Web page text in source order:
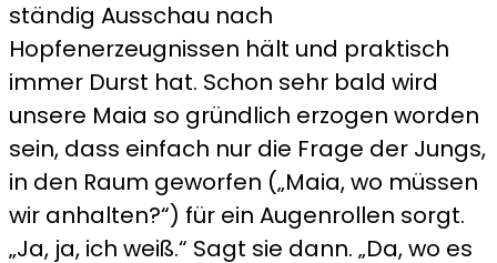
ständig Ausschau nach
Hopfenerzeugnissen hält und praktisch
immer Durst hat. Schon sehr bald wird
unsere Maia so gründlich erzogen worden
sein, dass einfach nur die Frage der Jungs,
in den Raum geworfen („Maia, wo müssen
wir anhalten?“) für ein Augenrollen sorgt.
„Ja, ja, ich weiß.“ Sagt sie dann. „Da, wo es